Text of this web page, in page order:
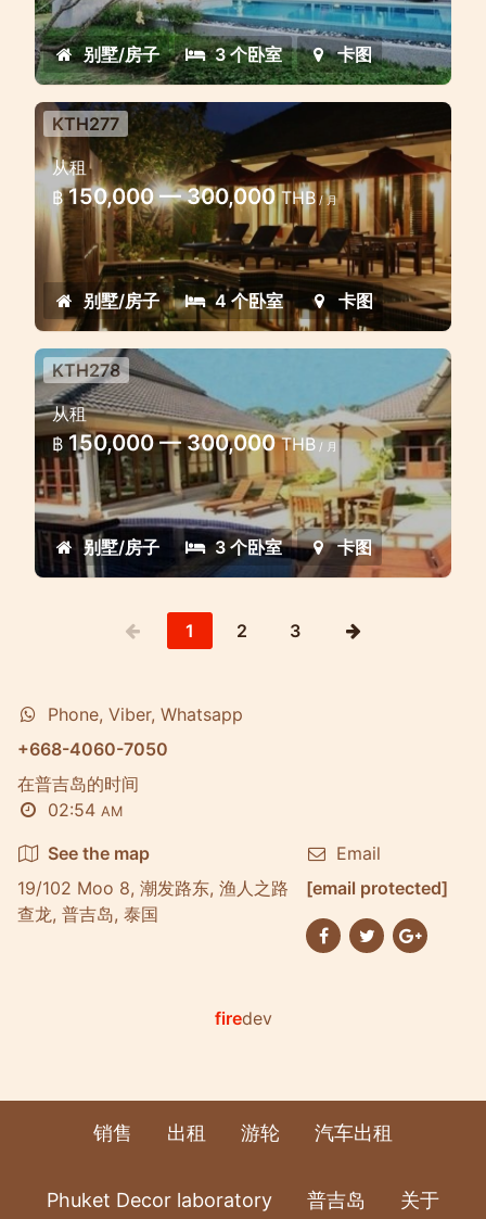
to the beautiful golf filds
别墅/房子 3 个卧室 卡图
Luxury 4 bd villa in the heart of
Phuket
Luxurious 4 double bedroom pool villa
property in the heart of Phuket,
situated between two of the island's
most popular and lusciously scenic golf
courses
KTH277
从租
฿ 150,000 — 300,000THB / 月
别墅/房子 4 个卧室 卡图
3 bedroom luxury golf villa
Beautiful villa in Phuket set across
three separate buildings with three
double bedrooms, a garden and a
private swimming pool
KTH278
从租
฿ 150,000 — 300,000THB / 月
别墅/房子 3 个卧室 卡图
1 2 3
Phone, Viber, Whatsapp
+668-4060-7050
在普吉岛的时间
02:54 AM
See the map
19/102 Moo 8, 潮发路东, 渔人之路
查龙, 普吉岛, 泰国
Email
[email protected]
firedev
销售 出租 游轮 汽车出租
Phuket Decor laboratory 普吉岛 关于